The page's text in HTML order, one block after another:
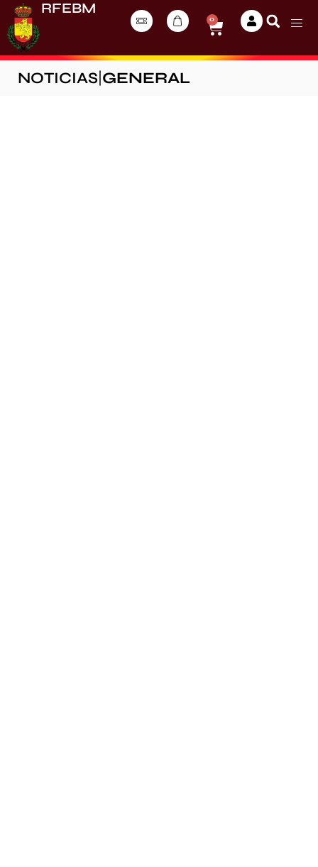
RFEBM
0
NOTICIAS GENERAL